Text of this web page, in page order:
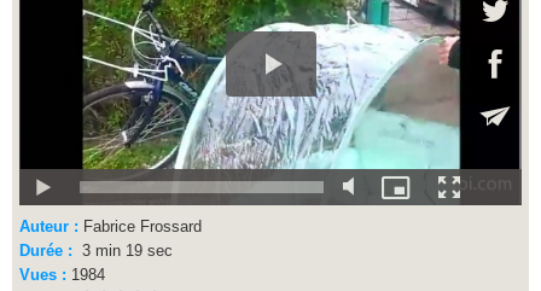
Auteur : Fabrice Frossard
Durée : 3 min 19 sec
Vues : 1984